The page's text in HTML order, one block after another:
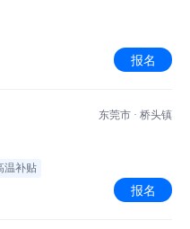
报名
温补贴
东莞市 · 桥头镇
报名